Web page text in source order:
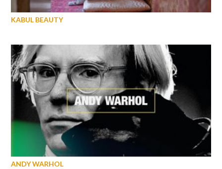
KABUL BEAUTY
ANDY WARHOL